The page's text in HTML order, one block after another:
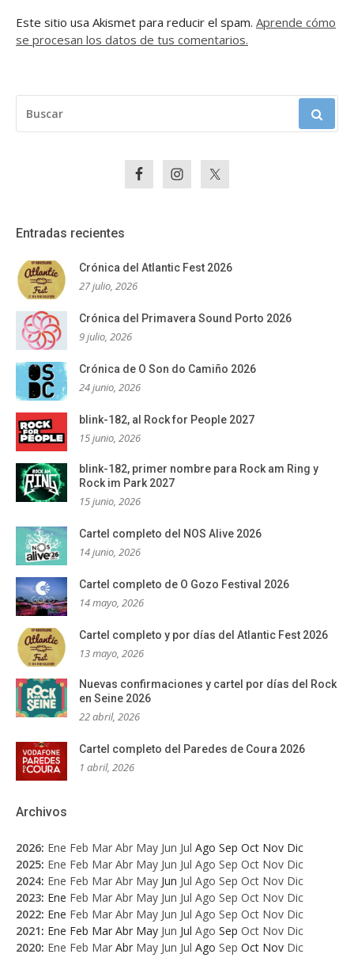
Este sitio usa Akismet para reducir el spam. Aprende cómo
se procesan los datos de tus comentarios.
Entradas recientes
Crónica del Atlantic Fest 2026
27 julio, 2026
Crónica del Primavera Sound Porto 2026
9 julio, 2026
Crónica de O Son do Camiño 2026
24 junio, 2026
blink-182, al Rock for People 2027
15 junio, 2026
blink-182, primer nombre para Rock am Ring y
Rock im Park 2027
15 junio, 2026
Cartel completo del NOS Alive 2026
14 junio, 2026
Cartel completo de O Gozo Festival 2026
14 mayo, 2026
Cartel completo y por días del Atlantic Fest 2026
13 mayo, 2026
Nuevas confirmaciones y cartel por días del Rock
en Seine 2026
22 abril, 2026
Cartel completo del Paredes de Coura 2026
1 abril, 2026
Archivos
2026: Ene Feb Mar Abr May Jun Jul Ago Sep Oct Nov Dic
2025: Ene Feb Mar Abr May Jun Jul Ago Sep Oct Nov Dic
2024: Ene Feb Mar Abr May Jun Jul Ago Sep Oct Nov Dic
2023: Ene Feb Mar Abr May Jun Jul Ago Sep Oct Nov Dic
2022: Ene Feb Mar Abr May Jun Jul Ago Sep Oct Nov Dic
2021: Ene Feb Mar Abr May Jun Jul Ago Sep Oct Nov Dic
2020: Ene Feb Mar Abr May Jun Jul Ago Sep Oct Nov Dic